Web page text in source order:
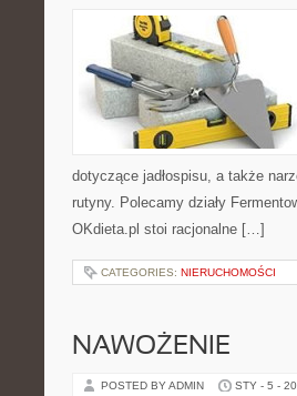
dotyczące jadłospisu, a także
rutyny. Polecamy działy
OKdieta.pl stoi racjonalne […]
CATEGORIES: NIERUCHOMOŚCI
NAWOŻENIE
POSTED BY ADMIN STY - 5 -